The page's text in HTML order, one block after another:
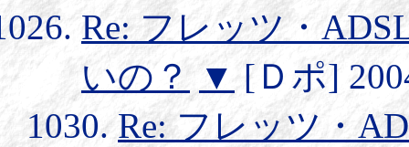
Re: フレッツ・
いの？
▼ [Ｄポ]
Re: フレッツ・